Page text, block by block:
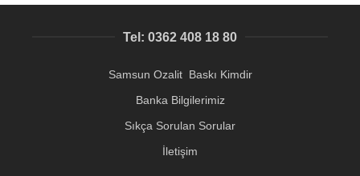
Tel: 0362 408 18 80
Samsun Ozalit Baskı Kimdir
Banka Bilgilerimiz
Sıkça Sorulan Sorular
İletişim